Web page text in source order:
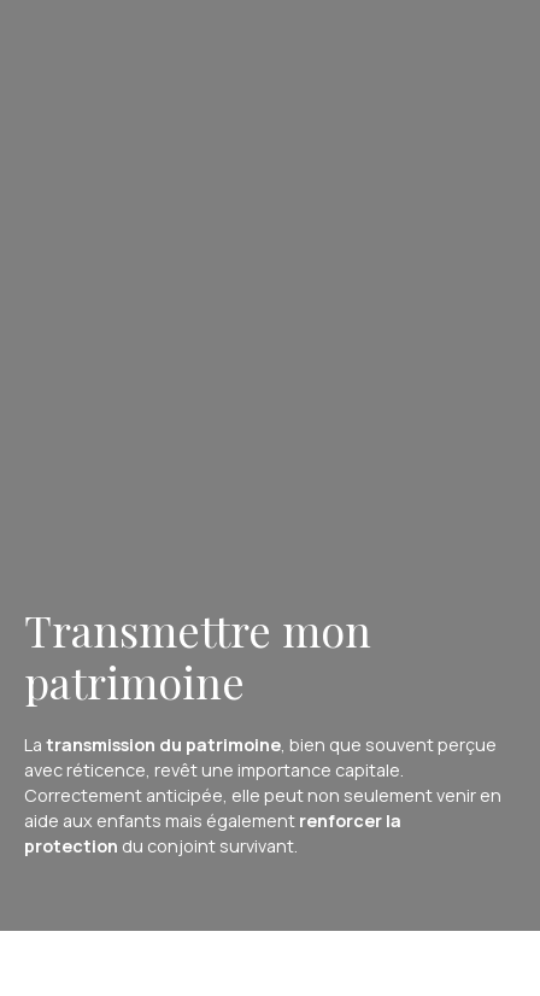
Transmettre mon
patrimoine
La transmission du patrimoine, bien que souvent perçue
avec réticence, revêt une importance capitale.
Correctement anticipée, elle peut non seulement venir en
aide aux enfants mais également renforcer la
protection du conjoint survivant.